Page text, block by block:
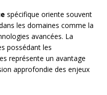
spécifique oriente souvent
les domaines comme la
avancées. La
possédant les
représente un avantage
approfondie des enjeux